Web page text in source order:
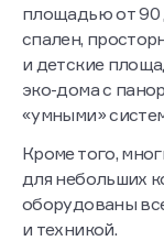
площадью от 90
спален,
и детские
эко-дома с
«умными»
Кроме того,
для небольших
оборудованы
и техникой.